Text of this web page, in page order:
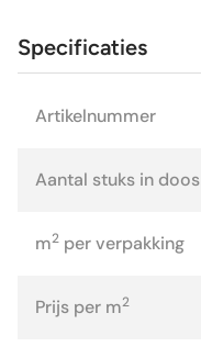
Specificaties
Artikelnummer
Aantal stuks in doos
m2 per verpakking
Prijs per m2